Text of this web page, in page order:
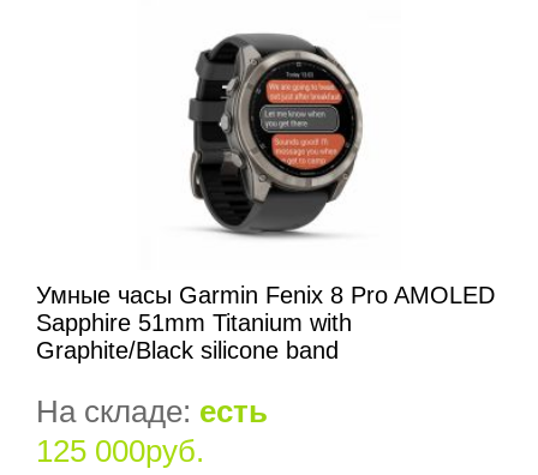
Умные часы Garmin Fenix 8 Pro AMOLED
Sapphire 51mm Titanium with
Graphite/Black silicone band
На складе: есть
125 000руб.